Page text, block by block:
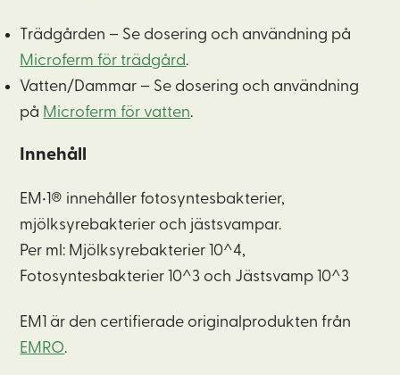
Trädgården – Se dosering och användning på
Microferm för trädgård.
Vatten/Dammar – Se dosering och användning
på Microferm för vatten.
Innehåll
EM•1® innehåller fotosyntesbakterier,
mjölksyrebakterier och jästsvampar.
Per ml: Mjölksyrebakterier 10^4,
Fotosyntesbakterier 10^3 och Jästsvamp 10^3
EM1 är den certifierade originalprodukten från
EMRO.